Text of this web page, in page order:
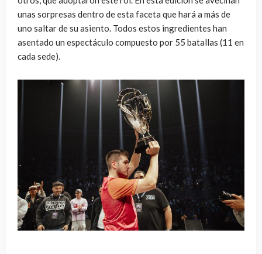
unas sorpresas dentro de esta faceta que hará a más de
uno saltar de su asiento. Todos estos ingredientes han
asentado un espectáculo compuesto por 55 batallas (11 en
cada sede).